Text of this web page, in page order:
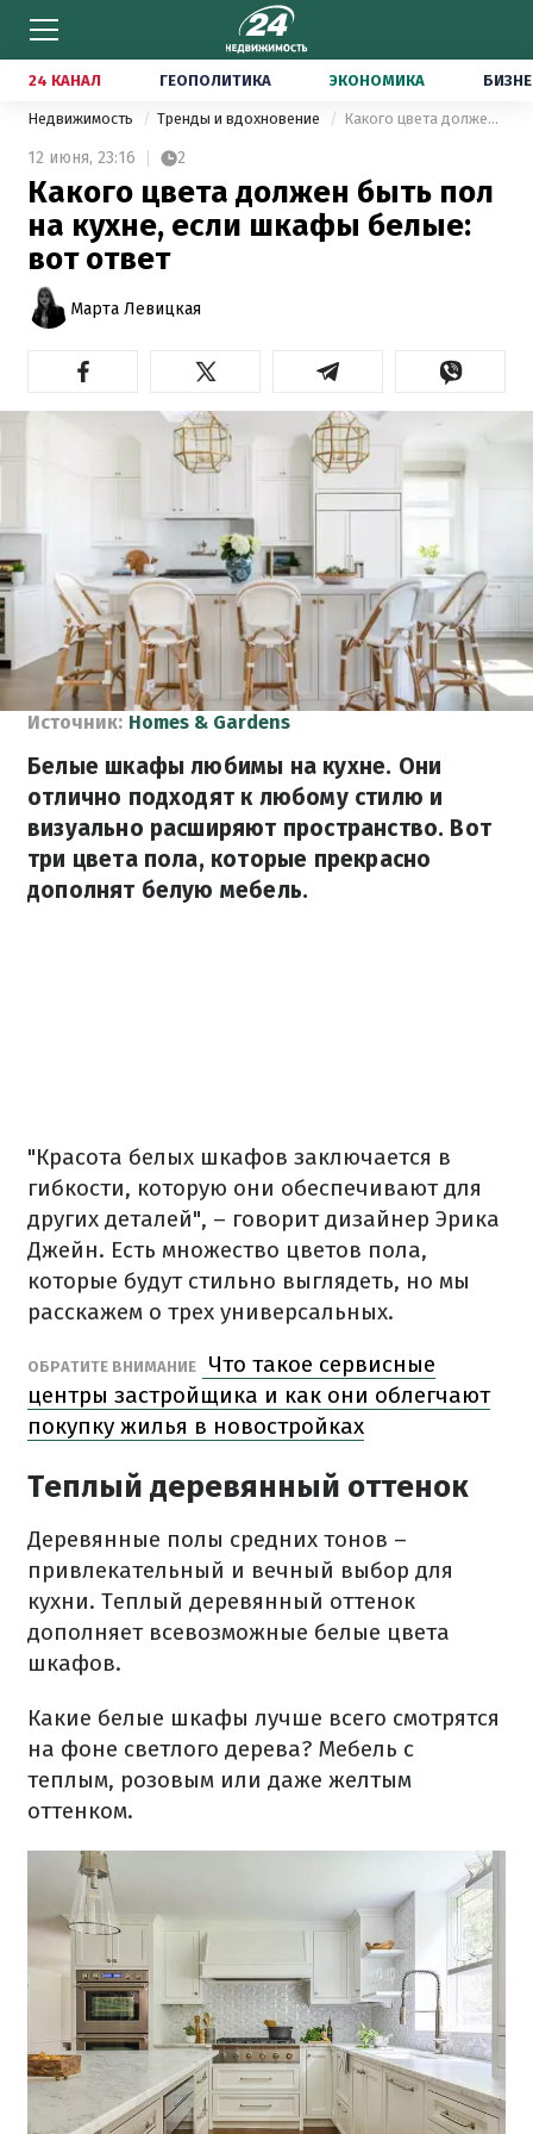
24 КАНАЛ ГЕОПОЛИТИКА ЭКОНОМИКА
Недвижимость Тренды и вдохновение Какого цвета должен быть пол на кухне, если шкафы белые: вот ответ
12 июня, 23:16 2
Какого цвета должен быть пол
на кухне, если шкафы белые:
вот ответ
Марта Левицкая
Источник: Homes & Gardens
Белые шкафы любимы на кухне. Они
отлично подходят к любому стилю и
визуально расширяют пространство. Вот
три цвета пола, которые прекрасно
дополнят белую мебель.
"Красота белых шкафов заключается в
гибкости, которую они обеспечивают для
других деталей", – говорит дизайнер Эрика
Джейн. Есть множество цветов пола,
которые будут стильно выглядеть, но мы
расскажем о трех универсальных.
ОБРАТИТЕ ВНИМАНИЕ
Что такое сервисные
центры застройщика и как они облегчают
покупку жилья в новостройках
Теплый деревянный оттенок
Деревянные полы средних тонов –
привлекательный и вечный выбор для
кухни. Теплый деревянный оттенок
дополняет всевозможные белые цвета
шкафов.
Какие белые шкафы лучше всего смотрятся
на фоне светлого дерева? Мебель с
теплым, розовым или даже желтым
оттенком.